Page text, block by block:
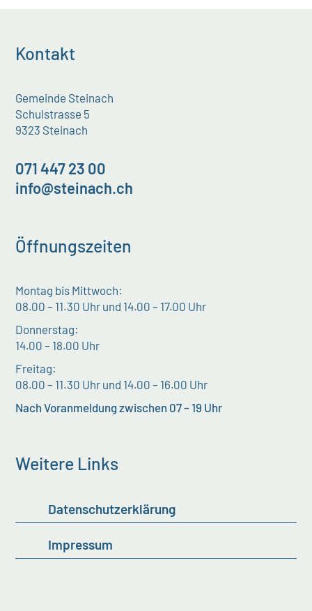
Kontakt
Gemeinde Steinach
Schulstrasse 5
9323 Steinach
071 447 23 00
info@steinach.ch
Öffnungszeiten
Montag bis Mittwoch:
08.00 – 11.30 Uhr und 14.00 – 17.00 Uhr
Donnerstag:
14.00 – 18.00 Uhr
Freitag:
08.00 – 11.30 Uhr und 14.00 – 16.00 Uhr
Nach Voranmeldung zwischen 07 – 19 Uhr
Weitere Links
Datenschutzerklärung
Impressum